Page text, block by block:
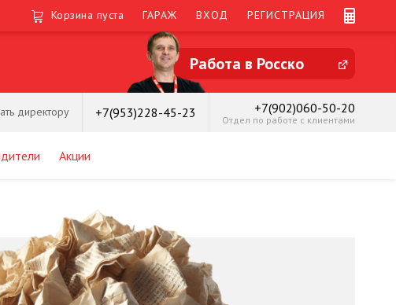
Корзина пуста ГАРАЖ ВХОД РЕГИСТРАЦИЯ
Работа в Росско
директору +7(953)228-45-23 +7(902)060-50-20
Отдел по работе с клиентами
Акции